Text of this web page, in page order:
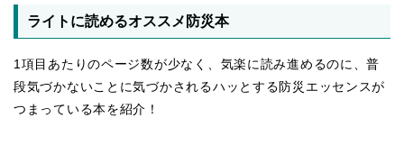
ライトに読めるオススメ防災本
1項目あたりのページ数が少なく、気楽に読み進めるのに、普
段気づかないことに気づかされるハッとする防災エッセンスが
つまっている本を紹介！